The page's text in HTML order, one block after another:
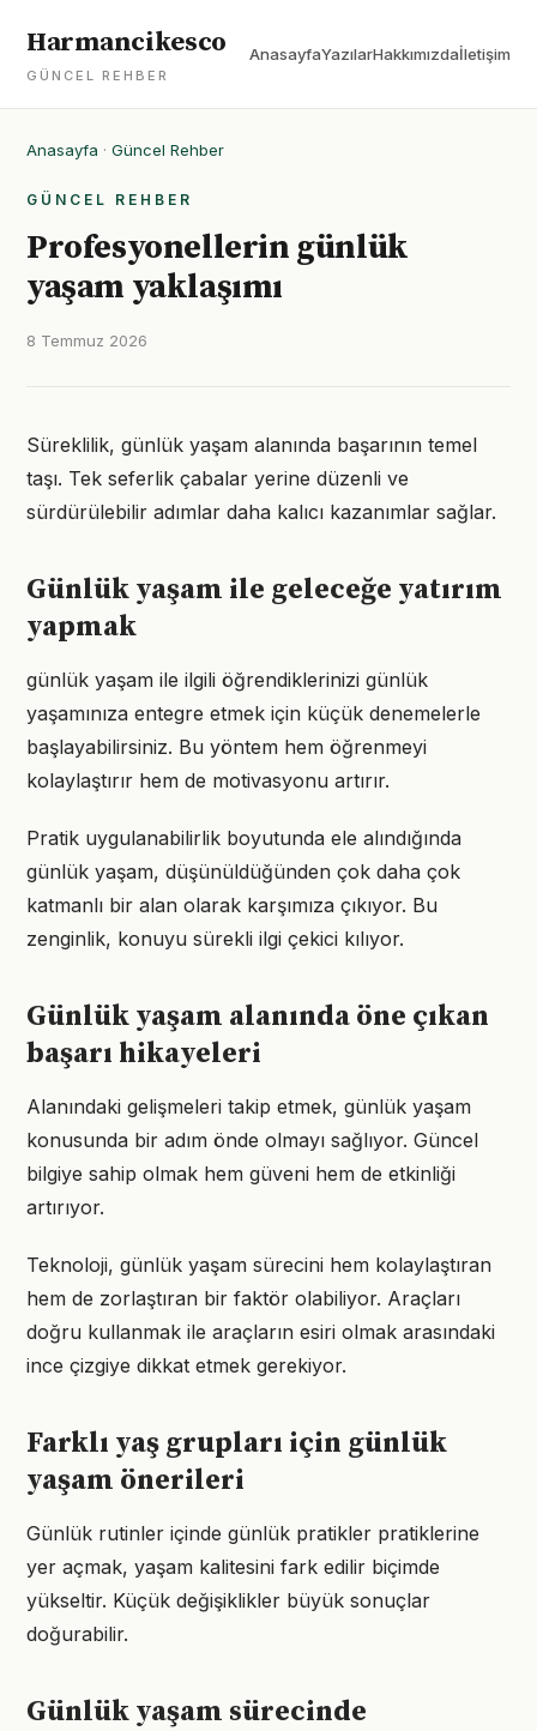
Harmancikesco
GÜNCEL REHBER
AnasayfaYazılarHakkımızdaİletişim
Anasayfa · Güncel Rehber
GÜNCEL REHBER
Profesyonellerin günlük
yaşam yaklaşımı
8 Temmuz 2026
Süreklilik, günlük yaşam alanında başarının temel
taşı. Tek seferlik çabalar yerine düzenli ve
sürdürülebilir adımlar daha kalıcı kazanımlar sağlar.
Günlük yaşam ile geleceğe yatırım
yapmak
günlük yaşam ile ilgili öğrendiklerinizi günlük
yaşamınıza entegre etmek için küçük denemelerle
başlayabilirsiniz. Bu yöntem hem öğrenmeyi
kolaylaştırır hem de motivasyonu artırır.
Pratik uygulanabilirlik boyutunda ele alındığında
günlük yaşam, düşünüldüğünden çok daha çok
katmanlı bir alan olarak karşımıza çıkıyor. Bu
zenginlik, konuyu sürekli ilgi çekici kılıyor.
Günlük yaşam alanında öne çıkan
başarı hikayeleri
Alanındaki gelişmeleri takip etmek, günlük yaşam
konusunda bir adım önde olmayı sağlıyor. Güncel
bilgiye sahip olmak hem güveni hem de etkinliği
artırıyor.
Teknoloji, günlük yaşam sürecini hem kolaylaştıran
hem de zorlaştıran bir faktör olabiliyor. Araçları
doğru kullanmak ile araçların esiri olmak arasındaki
ince çizgiye dikkat etmek gerekiyor.
Farklı yaş grupları için günlük
yaşam önerileri
Günlük rutinler içinde günlük pratikler pratiklerine
yer açmak, yaşam kalitesini fark edilir biçimde
yükseltir. Küçük değişiklikler büyük sonuçlar
doğurabilir.
Günlük yaşam sürecinde